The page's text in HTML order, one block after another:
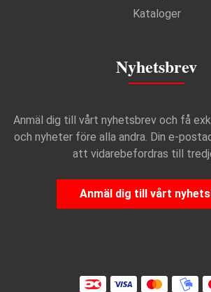
Kataloger
Nyhetsbrev
Anmäl dig till vårt nyhetsbrev och få
och nyheter före alla andra. Din e-
att vidarebefordras till
Anmäl dig till vårt